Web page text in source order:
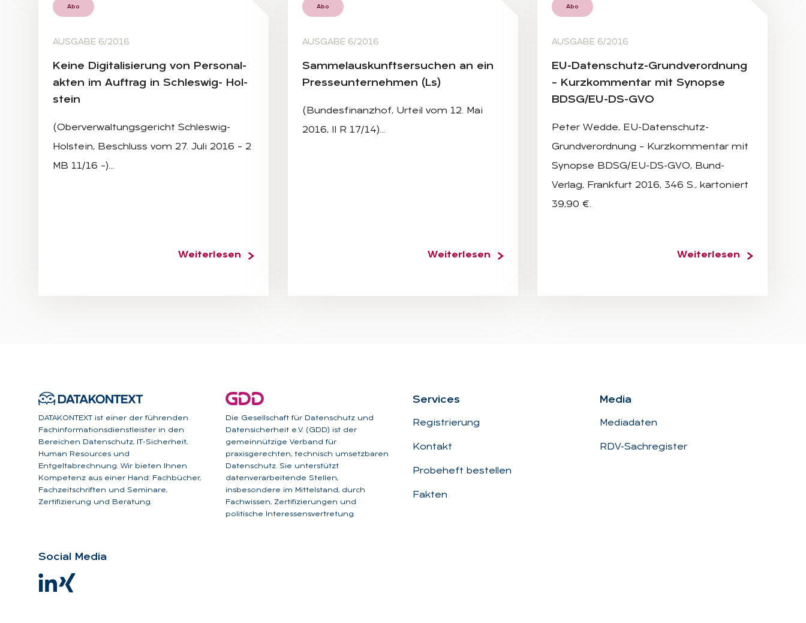
Abo
AUSGABE 6/2016
Kei­ne Di­gi­ta­li­sie­rung von Per­so­nal­
ak­ten im Auf­trag in Schles­wig- Hol­
stein
(Oberverwaltungsgericht Schleswig-
Holstein, Beschluss vom 27. Juli 2016 – 2
MB 11/16 –)…
Weiterlesen
Abo
AUSGABE 6/2016
Sam­mel­aus­kunfts­er­su­chen an ein
Pres­se­un­ter­neh­men (Ls)
(Bundesfinanzhof, Urteil vom 12. Mai
2016, II R 17/14)…
Weiterlesen
Abo
AUSGABE 6/2016
EU-Da­ten­schutz-Grund­ver­ord­nung
– Kurz­kom­men­tar mit Syn­op­se
BDSG/EU-DS-GVO
Peter Wedde, EU-Datenschutz-
Grundverordnung – Kurzkommentar mit
Synopse BDSG/EU-DS-GVO, Bund-
Verlag, Frankfurt 2016, 346 S., kartoniert
39,90 €.
Weiterlesen
DATAKONTEXT ist einer der führenden
Fachinformationsdienstleister in den
Bereichen Datenschutz, IT-Sicherheit,
Human Resources und
Entgeltabrechnung. Wir bieten Ihnen
Kompetenz aus einer Hand: Fachbücher,
Fachzeitschriften und Seminare,
Zertifizierung und Beratung.
Die Gesellschaft für Datenschutz und
Datensicherheit e.V. (GDD) ist der
gemeinnützige Verband für
praxisgerechten, technisch umsetzbaren
Datenschutz. Sie unterstützt
datenverarbeitende Stellen,
insbesondere im Mittelstand, durch
Fachwissen, Zertifizierungen und
politische Interessensvertretung.
Ser­vices
Registrierung
Kontakt
Probeheft bestellen
Fakten
Me­dia
Mediadaten
RDV-Sachregister
So­ci­al Me­dia